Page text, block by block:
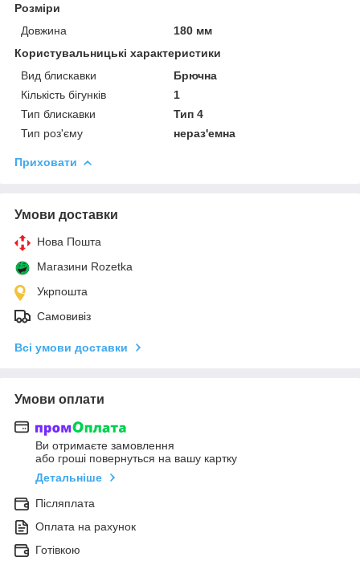
Розміри
Довжина
180 мм
Користувальницькі характеристики
Вид блискавки
Брючна
Кількість бігунків
1
Тип блискавки
Тип 4
Тип роз'єму
нераз'емна
Приховати
Умови доставки
Нова Пошта
Магазини Rozetka
Укрпошта
Самовивіз
Всі умови доставки
Умови оплати
Ви отримаєте замовлення
або гроші повернуться на вашу картку
Детальніше
Післяплата
Оплата на рахунок
Готівкою